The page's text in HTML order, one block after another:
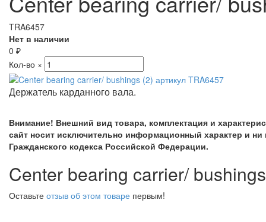
TRA6457
Нет в наличии
0 ₽
Кол-во ×
Держатель карданного вала.
Внимание! Внешний вид товара, комплектация и
сайт носит исключительно информационный характер и
Гражданского кодекса Российской Федерации.
Center bearing carrier/
Оставьте отзыв об этом товаре первым!